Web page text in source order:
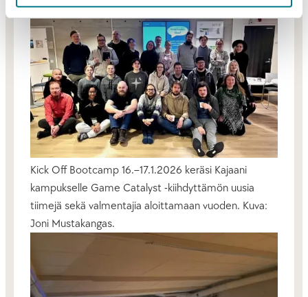
040 048 8669
Kick Off Bootcamp 16.–17.1.2026 keräsi Kajaani
kampukselle Game Catalyst -kiihdyttämön uusia
tiimejä sekä valmentajia aloittamaan vuoden. Kuva:
Joni Mustakangas.